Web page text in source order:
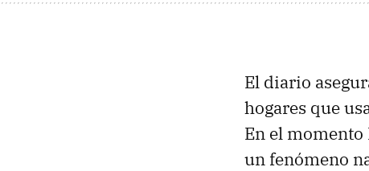
El diario
hogares que
En el momento
un fenómeno